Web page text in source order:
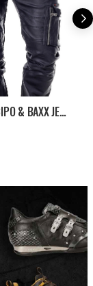
LACERATE CIPO & BAXX JEANS - SVART